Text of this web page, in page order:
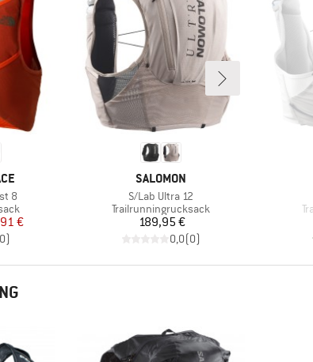
8
Preis
€
0)
MARKE
SALOMON
Artikel
S/Lab Ultra 12
Produktgruppe
Trailrunningrucksack
Preis
189,95 €
0,0(0)